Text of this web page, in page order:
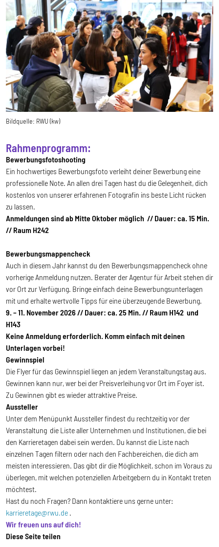
Bildquelle: RWU (kw)
Rahmenprogramm:
Bewerbungsfotoshooting
Ein hochwertiges Bewerbungsfoto verleiht deiner Bewerbung eine
professionelle Note. An allen drei Tagen hast du die Gelegenheit, dich
kostenlos von unserer erfahrenen Fotografin ins beste Licht rücken
zu lassen.
Anmeldungen sind ab Mitte Oktober möglich // Dauer: ca. 15 Min.
// Raum H242
Bewerbungsmappencheck
Auch in diesem Jahr kannst du den Bewerbungsmappencheck ohne
vorherige Anmeldung nutzen. Berater der Agentur für Arbeit stehen dir
vor Ort zur Verfügung. Bringe einfach deine Bewerbungsunterlagen
mit und erhalte wertvolle Tipps für eine überzeugende Bewerbung.
9. – 11. November 2026 // Dauer: ca. 25 Min. // Raum H142 und
H143
Keine Anmeldung erforderlich. Komm einfach mit deinen
Unterlagen vorbei!
Gewinnspiel
Die Flyer für das Gewinnspiel liegen an jedem Veranstaltungstag aus.
Gewinnen kann nur, wer bei der Preisverleihung vor Ort im Foyer ist.
Zu Gewinnen gibt es wieder attraktive Preise.
Aussteller
Unter dem Menüpunkt Aussteller findest du rechtzeitig vor der
Veranstaltung die Liste aller Unternehmen und Institutionen, die bei
den Karrieretagen dabei sein werden. Du kannst die Liste nach
einzelnen Tagen filtern oder nach den Fachbereichen, die dich am
meisten interessieren. Das gibt dir die Möglichkeit, schon im Voraus zu
überlegen, mit welchen potenziellen Arbeitgebern du in Kontakt treten
möchtest.
Hast du noch Fragen? Dann kontaktiere uns gerne unter:
karrieretage@rwu.de
Wir freuen uns auf dich!
Diese Seite teilen